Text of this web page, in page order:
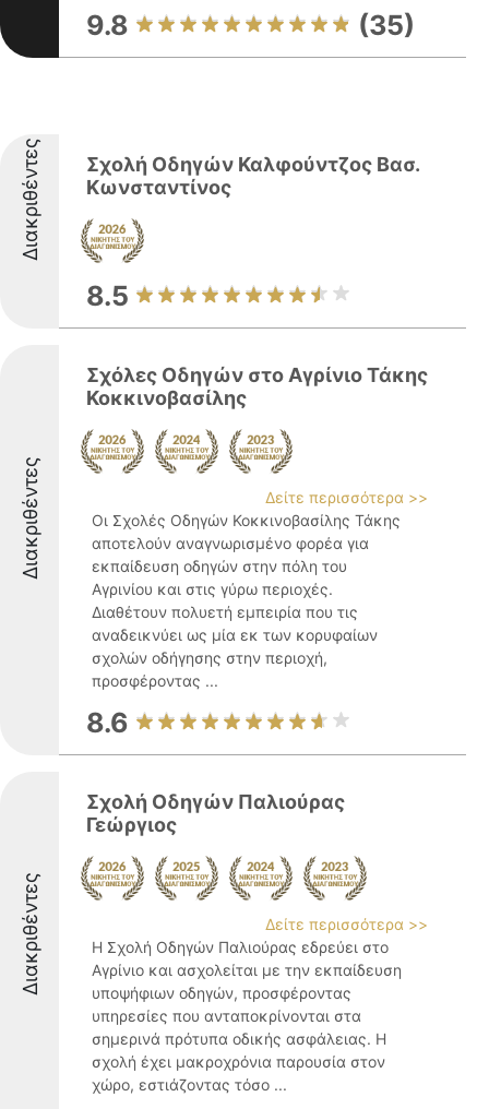
9.8 (35)
Διακριθέντες
Σχολή Οδηγών Καλφούντζος Βασ.
Κωνσταντίνος
8.5
Διακριθέντες
Σχόλες Οδηγών στο Αγρίνιο Τάκης
Κοκκινοβασίλης
Δείτε περισσότερα >>
Οι Σχολές Οδηγών Κοκκινοβασίλης Τάκης
αποτελούν αναγνωρισμένο φορέα για
εκπαίδευση οδηγών στην πόλη του
Αγρινίου και στις γύρω περιοχές.
Διαθέτουν πολυετή εμπειρία που τις
αναδεικνύει ως μία εκ των κορυφαίων
σχολών οδήγησης στην περιοχή,
προσφέροντας ...
8.6
Διακριθέντες
Σχολή Οδηγών Παλιούρας
Γεώργιος
Δείτε περισσότερα >>
Η Σχολή Οδηγών Παλιούρας εδρεύει στο
Αγρίνιο και ασχολείται με την εκπαίδευση
υποψήφιων οδηγών, προσφέροντας
υπηρεσίες που ανταποκρίνονται στα
σημερινά πρότυπα οδικής ασφάλειας. Η
σχολή έχει μακροχρόνια παρουσία στον
χώρο, εστιάζοντας τόσο ...